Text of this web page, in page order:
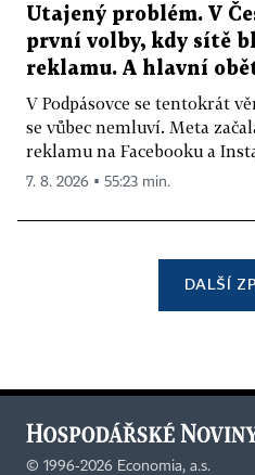
Utajený problém. V
první volby, kdy sítě
reklamu. A hlavní
V Podpásovce se tentokrát
se vůbec nemluví. Meta
reklamu na Facebooku a
7. 8. 2026 ▪ 55:23 min.
DALŠÍ
© 1996-2026 Economia, a.s.